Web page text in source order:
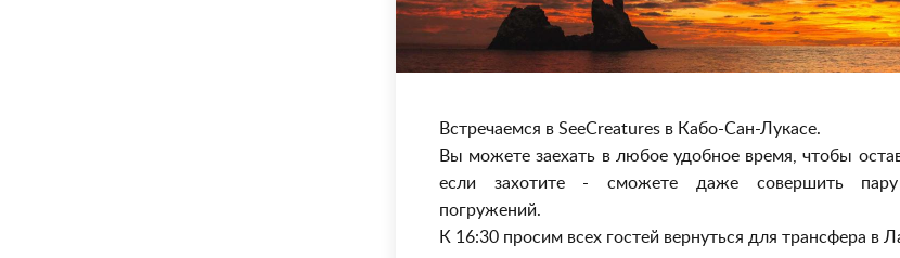
Встречаемся в SeeCreatures в Кабо-Сан-Лукасе.
Вы можете заехать в любое удобное время, чтобы
если захотите - сможете даже совершить пару
погружений.
К 16:30 просим всех гостей вернуться для трансфера в